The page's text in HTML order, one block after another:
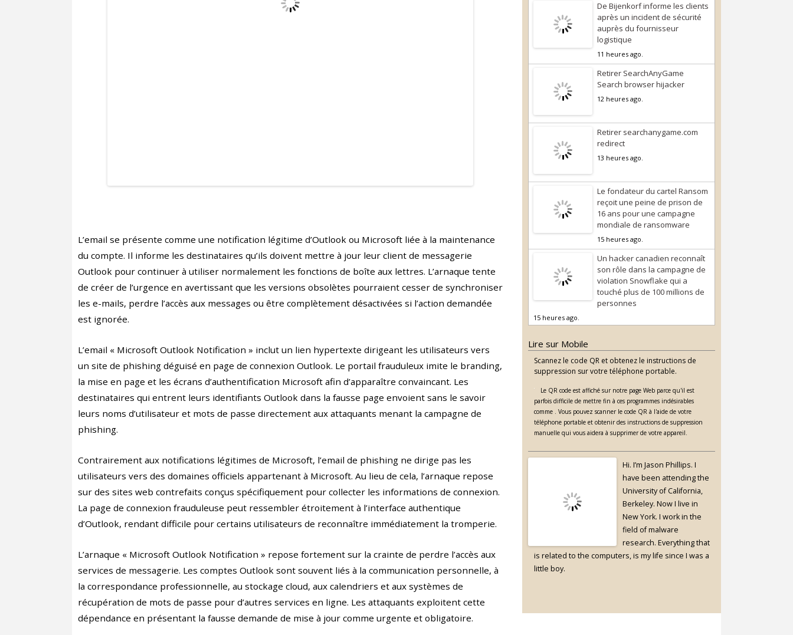
L’email se présente comme une notification légitime d’Outlook ou Microsoft liée à la maintenance
du compte. Il informe les destinataires qu’ils doivent mettre à jour leur client de messagerie
Outlook pour continuer à utiliser normalement les fonctions de boîte aux lettres. L’arnaque tente
de créer de l’urgence en avertissant que les versions obsolètes pourraient cesser de synchroniser
les e-mails, perdre l’accès aux messages ou être complètement désactivées si l’action demandée
est ignorée.
L’email « Microsoft Outlook Notification » inclut un lien hypertexte dirigeant les utilisateurs vers
un site de phishing déguisé en page de connexion Outlook. Le portail frauduleux imite le branding,
la mise en page et les écrans d’authentification Microsoft afin d’apparaître convaincant. Les
destinataires qui entrent leurs identifiants Outlook dans la fausse page envoient sans le savoir
leurs noms d’utilisateur et mots de passe directement aux attaquants menant la campagne de
phishing.
Contrairement aux notifications légitimes de Microsoft, l’email de phishing ne dirige pas les
utilisateurs vers des domaines officiels appartenant à Microsoft. Au lieu de cela, l’arnaque repose
sur des sites web contrefaits conçus spécifiquement pour collecter les informations de connexion.
La page de connexion frauduleuse peut ressembler étroitement à l’interface authentique
d’Outlook, rendant difficile pour certains utilisateurs de reconnaître immédiatement la tromperie.
L’arnaque « Microsoft Outlook Notification » repose fortement sur la crainte de perdre l’accès aux
services de messagerie. Les comptes Outlook sont souvent liés à la communication personnelle, à
la correspondance professionnelle, au stockage cloud, aux calendriers et aux systèmes de
récupération de mots de passe pour d’autres services en ligne. Les attaquants exploitent cette
dépendance en présentant la fausse demande de mise à jour comme urgente et obligatoire.
De Bijenkorf informe les clients
après un incident de sécurité
auprès du fournisseur
logistique
11 heures ago.
Retirer SearchAnyGame
Search browser hijacker
12 heures ago.
Retirer searchanygame.com
redirect
13 heures ago.
Le fondateur du cartel Ransom
reçoit une peine de prison de
16 ans pour une campagne
mondiale de ransomware
15 heures ago.
Un hacker canadien reconnaît
son rôle dans la campagne de
violation Snowflake qui a
touché plus de 100 millions de
personnes
15 heures ago.
Lire sur Mobile
Scannez le code QR et obtenez le instructions de
suppression sur votre téléphone portable.
Le QR code est affiché sur notre page Web parce qu'il est
parfois difficile de mettre fin à ces programmes indésirables
comme . Vous pouvez scanner le code QR à l'aide de votre
téléphone portable et obtenir des instructions de suppression
manuelle qui vous aidera à supprimer de votre appareil.
Hi. I’m Jason Phillips. I
have been attending the
University of California,
Berkeley. Now I live in
New York. I work in the
field of malware
research. Everything that
is related to the computers, is my life since I was a
little boy.